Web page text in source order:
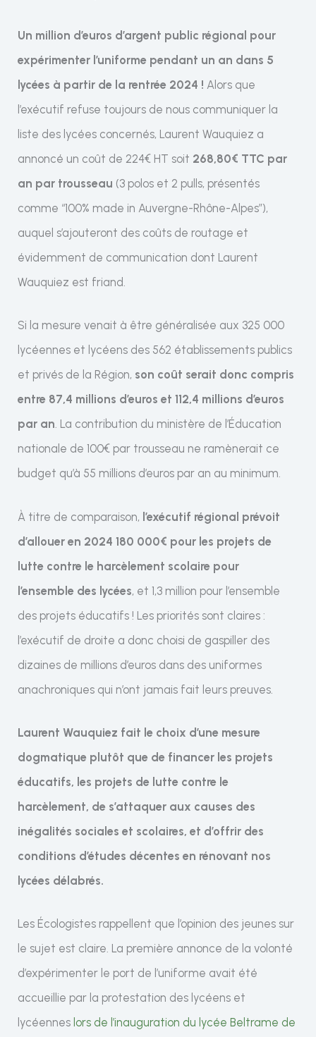
Un million d’euros d’argent public régional pour
expérimenter l’uniforme pendant un an dans 5
lycées à partir de la rentrée 2024 ! Alors que
l’exécutif refuse toujours de nous communiquer la
liste des lycées concernés, Laurent Wauquiez a
annoncé un coût de 224€ HT soit 268,80€ TTC par
an par trousseau (3 polos et 2 pulls, présentés
comme “100% made in Auvergne-Rhône-Alpes”),
auquel s’ajouteront des coûts de routage et
évidemment de communication dont Laurent
Wauquiez est friand.
Si la mesure venait à être généralisée aux 325 000
lycéennes et lycéens des 562 établissements publics
et privés de la Région, son coût serait donc compris
entre 87,4 millions d’euros et 112,4 millions d’euros
par an. La contribution du ministère de l’Éducation
nationale de 100€ par trousseau ne ramènerait ce
budget qu’à 55 millions d’euros par an au minimum.
À titre de comparaison, l’exécutif régional prévoit
d’allouer en 2024 180 000€ pour les projets de
lutte contre le harcèlement scolaire pour
l’ensemble des lycées, et 1,3 million pour l’ensemble
des projets éducatifs ! Les priorités sont claires :
l’exécutif de droite a donc choisi de gaspiller des
dizaines de millions d’euros dans des uniformes
anachroniques qui n’ont jamais fait leurs preuves.
Laurent Wauquiez fait le choix d’une mesure
dogmatique plutôt que de financer les projets
éducatifs, les projets de lutte contre le
harcèlement, de s’attaquer aux causes des
inégalités sociales et scolaires, et d’offrir des
conditions d’études décentes en rénovant nos
lycées délabrés.
Les Écologistes rappellent que l’opinion des jeunes sur
le sujet est claire. La première annonce de la volonté
d’expérimenter le port de l’uniforme avait été
accueillie par la protestation des lycéens et
lycéennes lors de l’inauguration du lycée Beltrame de